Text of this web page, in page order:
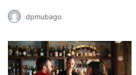
dpmubago